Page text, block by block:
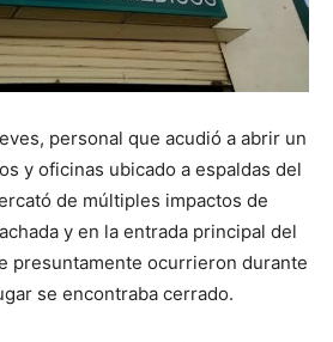
personal que acudió a abrir un
y oficinas ubicado a espaldas del
de múltiples impactos de
y en la entrada principal del
presuntamente ocurrieron durante
se encontraba cerrado.